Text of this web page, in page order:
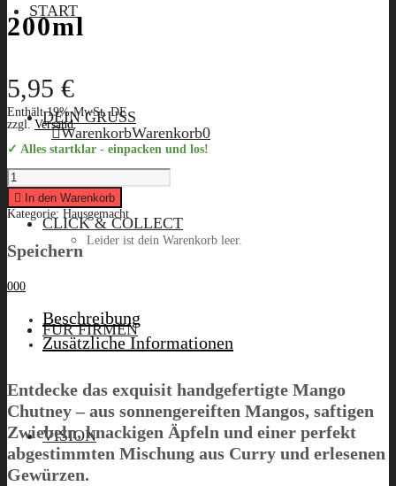
START
DEIN GRUSS
CLICK & COLLECT
FÜR FIRMEN
VISION
WarenkorbWarenkorb0
Leider ist dein Warenkorb leer.
Menü
200ml
5,95 €
Enthält 19% MwSt. DE
zzgl. Versand
✓ Alles startklar - einpacken und los!
Grashoff
"Mango-
Chutney",
200ml
quantity
In den Warenkorb
Kategorie: Hausgemacht
Speichern
000
Beschreibung
Zusätzliche Informationen
Entdecke das exquisit handgefertigte Mango
Chutney – aus sonnengereiften Mangos, saftigen
Zwiebeln, knackigen Äpfeln und einer perfekt
abgestimmten Mischung aus Curry und erlesenen
Gewürzen.